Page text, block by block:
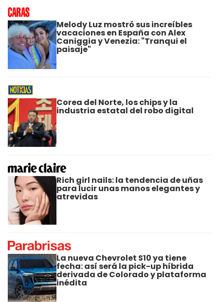
Melody Luz mostró sus increíbles
vacaciones en España con Alex
Caniggia y Venezia: "Tranqui el
paisaje"
Corea del Norte, los chips y la
industria estatal del robo digital
Rich girl nails: la tendencia de uñas
para lucir unas manos elegantes y
atrevidas
La nueva Chevrolet S10 ya tiene
fecha: así será la pick-up híbrida
derivada de Colorado y plataforma
inédita